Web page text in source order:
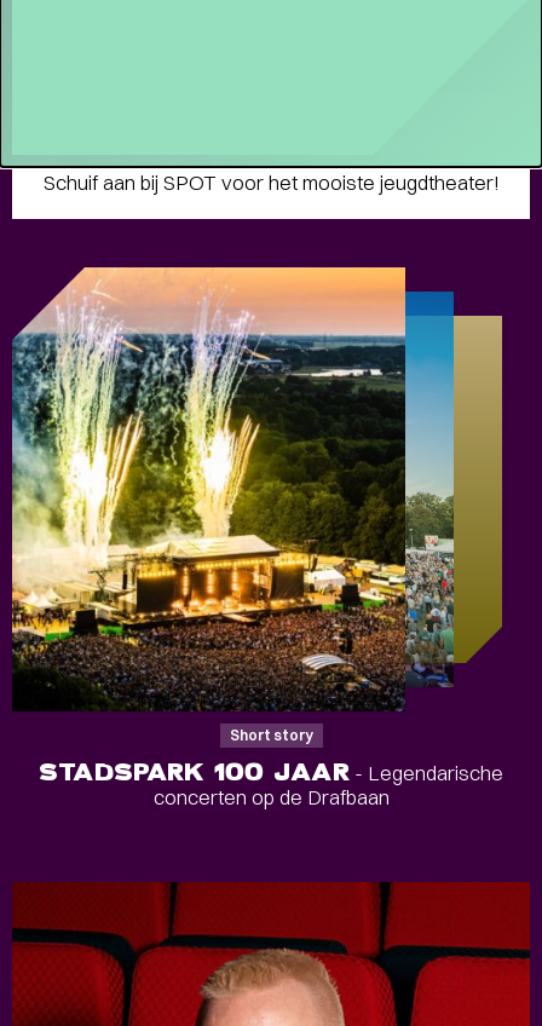
Schuif aan bij SPOT voor het mooiste jeugdtheater!
Short story
STADSPARK 100 JAAR - Legendarische
concerten op de Drafbaan